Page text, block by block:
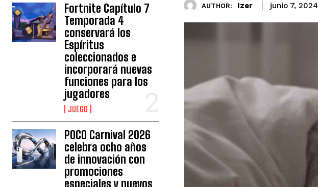
Fortnite Capítulo 7
Temporada 4
conservará los
Espíritus
coleccionados e
incorporará nuevas
funciones para los
jugadores
JUEGO
POCO Carnival 2026
celebra ocho años
de innovación con
promociones
especiales y nuevos
AUTHOR: Izer junio 7, 2024